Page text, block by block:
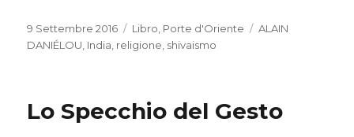
Pubblicato
il
9 Settembre 2016 Categorie
Libro Porte d'Oriente Tag
ALAIN
DANIÉLOU India religione shivaismo
Lo Specchio del Gesto